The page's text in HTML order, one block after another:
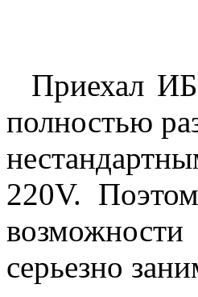
Приехал
полностью
220V.
серьезно